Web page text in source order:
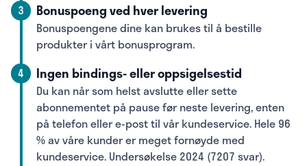
3
Bonuspoeng ved hver levering
Bonuspoengene dine kan brukes til å bestille
produkter i vårt bonusprogram.
4
Ingen bindings- eller oppsigelsestid
Du kan når som helst avslutte eller sette
abonnementet på pause før neste levering, enten
på telefon eller e-post til vår kundeservice. Hele 96
% av våre kunder er meget fornøyde med
kundeservice. Undersøkelse 2024 (7207 svar).